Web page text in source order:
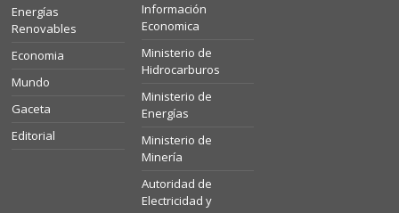
Energías
Renovables
Economia
Mundo
Gaceta
Editorial
Información
Economica
Ministerio de
Hidrocarburos
Ministerio de
Energías
Ministerio de
Minería
Autoridad de
Electricidad y